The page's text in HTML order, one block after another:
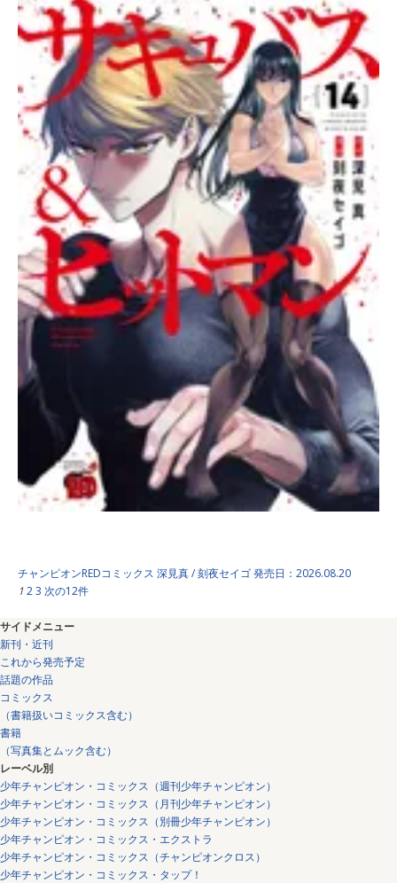
チャンピオンREDコミックス 深見真 / 刻夜セイゴ発売日：2026.08.20
123 次の12件
サイドメニュー
新刊・近刊
これから発売予定
話題の作品
コミックス
（書籍扱いコミックス含む）
書籍
（写真集とムック含む）
レーベル別
少年チャンピオン・コミックス（週刊少年チャンピオン）
少年チャンピオン・コミックス（月刊少年チャンピオン）
少年チャンピオン・コミックス（別冊少年チャンピオン）
少年チャンピオン・コミックス・エクストラ
少年チャンピオン・コミックス（チャンピオンクロス）
少年チャンピオン・コミックス・タップ！